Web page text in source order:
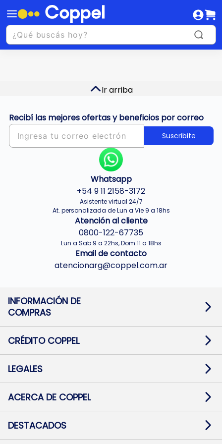
Ir arriba
Recibí las mejores ofertas y beneficios por correo
Suscribite
Whatsapp
+54 9 11 2158-3172
Asistente virtual 24/7
At. personalizada de Lun a Vie 9 a 18hs
Atención al cliente
0800-122-67735
Lun a Sab 9 a 22hs, Dom 11 a 18hs
Email de contacto
atencionarg@coppel.com.ar
INFORMACIÓN DE
COMPRAS
Términos y condiciones
Botón de arrepentimiento
Mapa de sitio
CRÉDITO COPPEL
Solicitar Crédito
Medios de Pago
Pago Fácil Online
LEGALES
Baja contratos
Defensa al consumidor CABA
ACERCA DE COPPEL
Trabajá con Nosotros
Preguntas Frecuentes
DESTACADOS